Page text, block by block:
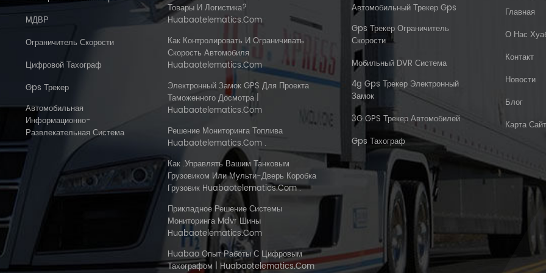
МДВР
Ограничитель Скорости
Цифровой Тахограф
Gps Трекер
Автомобильная
Информационно-
Развлекательная Система
Товары И Логистика?
Huabaotelematics.com
Как Контролировать И Ограничивать
Скорость Автомобиля
Huabaotelematics.com
Электронный Замок GPS Для Проекта
Таможенного Досмотра |
Huabaotelematics.com
Решение Мониторинга Топлива
Huabaotelematics.com .
Как .управлять Вашим Танковым
Грузовиком Или Мульти-Дверь Коробка
Грузовик Huabaotelematics.com .
Прикладное Решение Системы
Мониторинга Mdvr Шины
Huabaotelematics.com
Huabao Опыт Работы С Цифровым
Тахографом | Huabaotelematics.com
Автомобильный Трекер Gps
Gps Трекер Ограничитель
Скорости
Мобильный DVR Система
4g Gps Трекер Электронный
Замок
3G GPS Трекер Автомобилей
Gps Тахограф
Главная
О Нас
Контакт
Новости
Блог
Карта